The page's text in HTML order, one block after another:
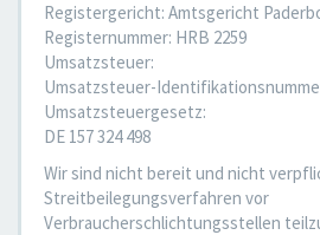
Registergericht: Amtsgericht
Registernummer: HRB 2259
Umsatzsteuer:
Umsatzsteuer-
Umsatzsteuergesetz:
DE 157 324 498
Wir sind nicht bereit und nicht
Streitbeilegungsverfahren vor
Verbraucherschlichtungsstellen